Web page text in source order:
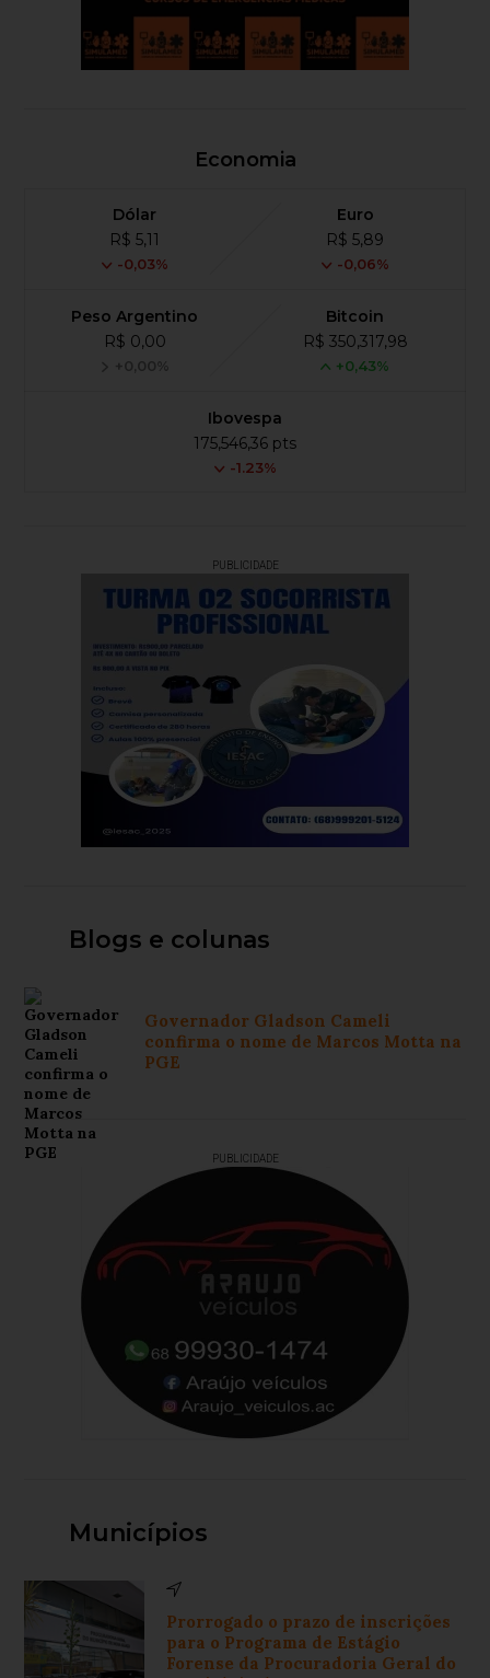
Economia
Dólar
R$ 5,11
-0,03%
Euro
R$ 5,89
-0,06%
Peso Argentino
R$ 0,00
+0,00%
Bitcoin
R$ 350,317,98
+0,43%
Ibovespa
175,546,36 pts
-1.23%
PUBLICIDADE
Blogs e colunas
Governador Gladson Cameli
confirma o nome de Marcos Motta na
PGE
PUBLICIDADE
Municípios
Prorrogado o prazo de inscrições
para o Programa de Estágio
Forense da Procuradoria Geral do